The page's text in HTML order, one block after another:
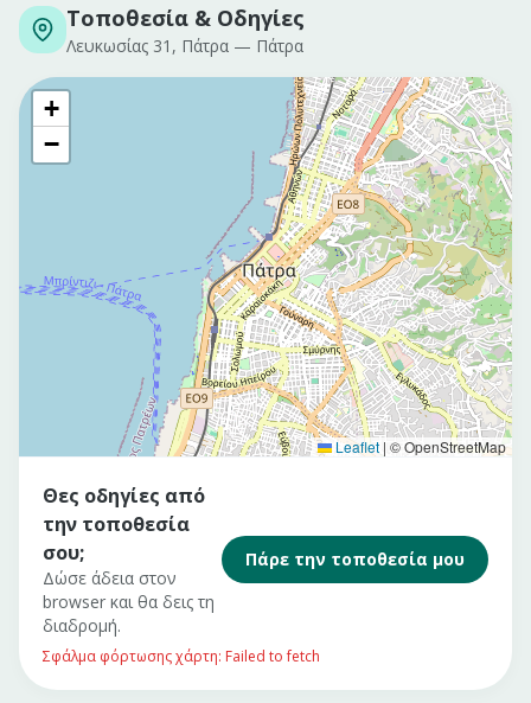
Τοποθεσία & Οδηγίες
Λευκωσίας 31, Πάτρα — Πάτρα
+
−
Leaflet | © OpenStreetMap
Θες οδηγίες από
την τοποθεσία
σου;
Δώσε άδεια στον
browser και θα δεις τη
διαδρομή.
Πάρε την τοποθεσία μου
Σφάλμα φόρτωσης χάρτη: Failed to fetch